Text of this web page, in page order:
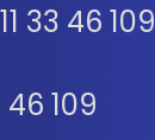
33 46 109
46 109